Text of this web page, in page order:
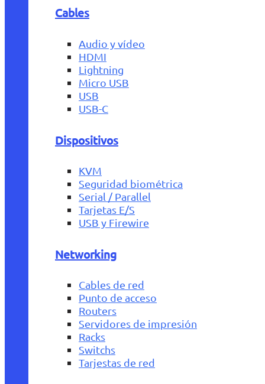
Cables
Audio y vídeo
HDMI
Lightning
Micro USB
USB
USB-C
Dispositivos
KVM
Seguridad biométrica
Serial / Parallel
Tarjetas E/S
USB y Firewire
Networking
Cables de red
Punto de acceso
Routers
Servidores de impresión
Racks
Switchs
Tarjestas de red